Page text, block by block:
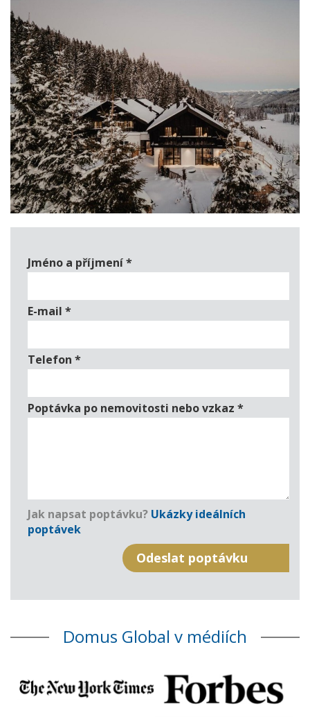
Jméno a příjmení*
E-mail *
Telefon *
Poptávka po nemovitosti nebo vzkaz *
Jak napsat poptávku? Ukázky ideálních
poptávek
Domus Global v médiích